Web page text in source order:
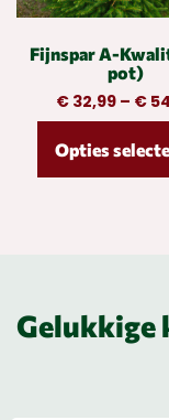
Fijnspar A-
pot)
€ 32,99 – €
Opties
Gelukkige